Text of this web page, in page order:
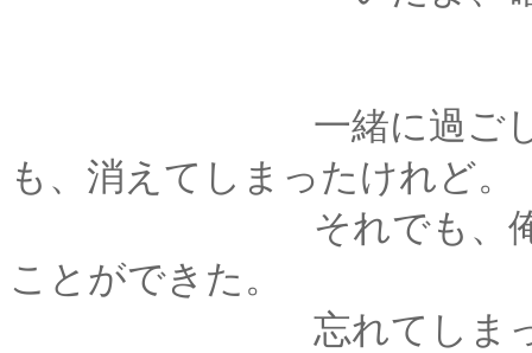
一緒に過ごした思い
も、消えてしまったけれど。
それでも、俺は長い
ことができた。
忘れてしまっても